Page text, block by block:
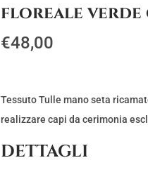
floreale verde
€48,00
Tessuto Tulle mano seta
realizzare capi da cerimonia
DETTAGLI